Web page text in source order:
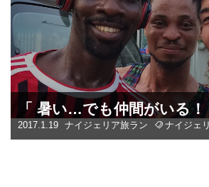
「 暑い…でも仲間がいる！
2017.1.19 ナイジェリア旅ラン ナイジェ